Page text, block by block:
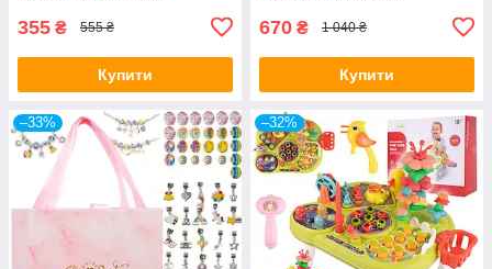
355 ₴ 555 ₴
Купити
670 ₴ 1 040 ₴
Купити
–33% –32%